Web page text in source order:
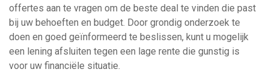
offertes aan te vragen om de beste deal te vinden die past
bij uw behoeften en budget. Door grondig onderzoek te
doen en goed geïnformeerd te beslissen, kunt u mogelijk
een lening afsluiten tegen een lage rente die gunstig is
voor uw financiële situatie.